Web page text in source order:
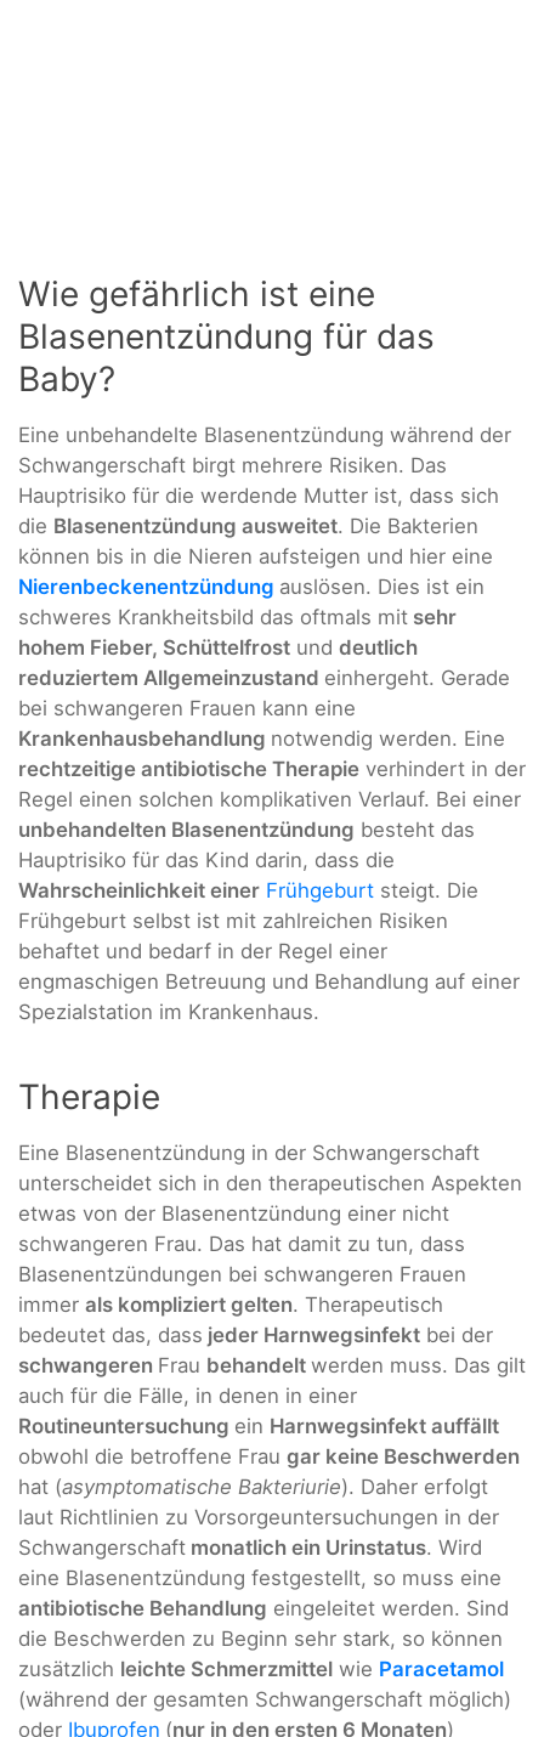
Wie gefährlich ist eine
Blasenentzündung für das
Baby?
Eine unbehandelte Blasenentzündung während der
Schwangerschaft birgt mehrere Risiken. Das
Hauptrisiko für die werdende Mutter ist, dass sich
die Blasenentzündung ausweitet. Die Bakterien
können bis in die Nieren aufsteigen und hier eine
Nierenbeckenentzündung auslösen. Dies ist ein
schweres Krankheitsbild das oftmals mit sehr
hohem Fieber, Schüttelfrost und deutlich
reduziertem Allgemeinzustand einhergeht. Gerade
bei schwangeren Frauen kann eine
Krankenhausbehandlung notwendig werden. Eine
rechtzeitige antibiotische Therapie verhindert in der
Regel einen solchen komplikativen Verlauf. Bei einer
unbehandelten Blasenentzündung besteht das
Hauptrisiko für das Kind darin, dass die
Wahrscheinlichkeit einer Frühgeburt steigt. Die
Frühgeburt selbst ist mit zahlreichen Risiken
behaftet und bedarf in der Regel einer
engmaschigen Betreuung und Behandlung auf einer
Spezialstation im Krankenhaus.
Therapie
Eine Blasenentzündung in der Schwangerschaft
unterscheidet sich in den therapeutischen Aspekten
etwas von der Blasenentzündung einer nicht
schwangeren Frau. Das hat damit zu tun, dass
Blasenentzündungen bei schwangeren Frauen
immer als kompliziert gelten. Therapeutisch
bedeutet das, dass jeder Harnwegsinfekt bei der
schwangeren Frau behandelt werden muss. Das gilt
auch für die Fälle, in denen in einer
Routineuntersuchung ein Harnwegsinfekt auffällt
obwohl die betroffene Frau gar keine Beschwerden
hat (asymptomatische Bakteriurie). Daher erfolgt
laut Richtlinien zu Vorsorgeuntersuchungen in der
Schwangerschaft monatlich ein Urinstatus. Wird
eine Blasenentzündung festgestellt, so muss eine
antibiotische Behandlung eingeleitet werden. Sind
die Beschwerden zu Beginn sehr stark, so können
zusätzlich leichte Schmerzmittel wie Paracetamol
(während der gesamten Schwangerschaft möglich)
oder Ibuprofen (nur in den ersten 6 Monaten)